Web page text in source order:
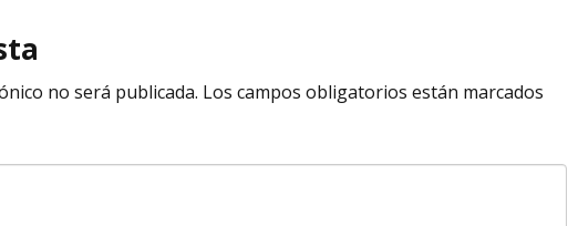
no será publicada. Los campos obligatorios están marcados